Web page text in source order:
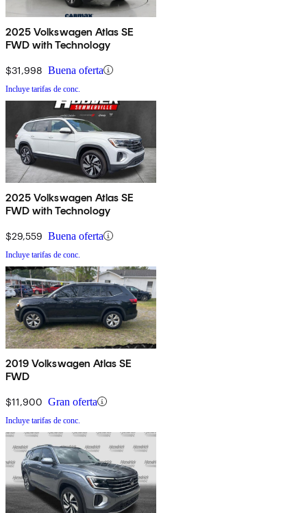
2025 Volkswagen Atlas SE
FWD with Technology
$31,998 Buena oferta
Incluye tarifas de conc.
2025 Volkswagen Atlas SE
FWD with Technology
$29,559 Buena oferta
Incluye tarifas de conc.
2019 Volkswagen Atlas SE
FWD
$11,900 Gran oferta
Incluye tarifas de conc.